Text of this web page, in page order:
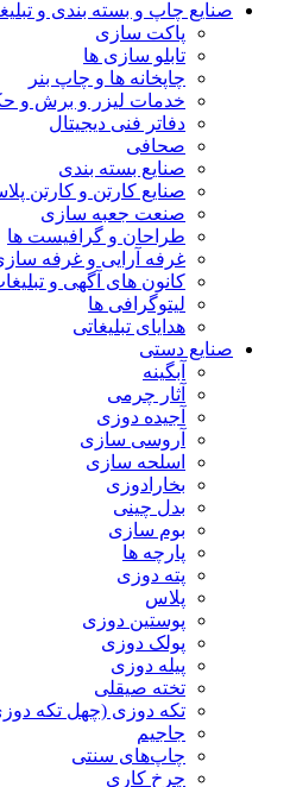
صنایع چاپ و بسته بندی و تبلیغات
پاکت سازی
تابلو سازی ها
چاپخانه ها و چاپ بنر
خدمات لیزر و برش و حکاکی
دفاتر فنی دیجیتال
صحافی
صنایع بسته بندی
صنایع کارتن و کارتن پلاست ها
صنعت جعبه سازی
طراحان و گرافیست ها
غرفه آرایی و غرفه سازی
کانون های آگهی و تبلیغات
لیتوگرافی ها
هدایای تبلیغاتی
صنایع دستی
آبگینه
آثار چرمی
آجیده دوزی
آروسی سازی
اسلحه سازی
بخارادوزی
بدل چینی
بوم سازی
پارچه ها
پته دوزی
پلاس
پوستین دوزی
پولک دوزی
پیله دوزی
تخته صیقلی
تکه دوزی (چهل تکه دوزی)
جاجیم
چاپ‌های سنتی
چرخ کاری